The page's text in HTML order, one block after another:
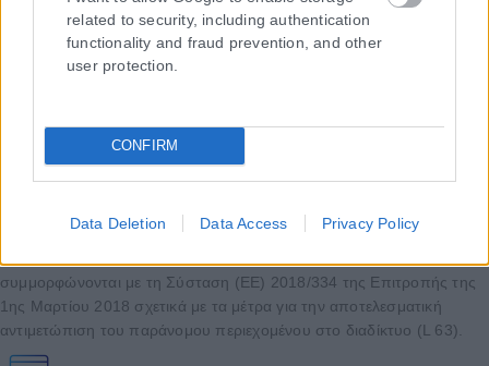
related to security, including authentication
functionality and fraud prevention, and other
user protection.
CONFIRM
Data Deletion Data Access Privacy Policy
Η εταιρεία με την επωνυμία “POLITICAL MEDIA GROUP A.E.” και κατ’
επέκταση η ιστοσελίδα που κατέχει αυτή “www.karfitsa.gr”
συμμορφώνονται με τη Σύσταση (ΕΕ) 2018/334 της Επιτροπής της
1ης Μαρτίου 2018 σχετικά με τα μέτρα για την αποτελεσματική
αντιμετώπιση του παράνομου περιεχομένου στο διαδίκτυο (L 63).